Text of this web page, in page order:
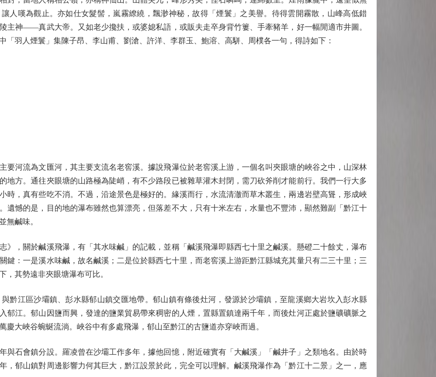
人嘆為觀止。亦如仕女髮髻，嵐霧繚繞，飄渺神秘，故得「煙鬟」之美譽。待得雲開霧散，山峰高低錯
主神——真武大帝。又如老少攙扶，或婆媳私語，或販夫走卒身背竹簍、手牽豬羊，好一幅閒適市井圖。
「羽人煙鬟」集陳子昂、李山甫、劉滄、許洋、李群玉、鮑溶、高駢、周樸各一句，得詩如下：
流為文匯河，其主要支流名老窖溪。據說飛瀑位於老窖溪上游，一個名叫夾眼塘的峽谷之中，山深林
地方。通往夾眼塘的山路極為陡峭，有不少路段已被雜草灌木封閉，需刀砍斧削才能前行。我們一行大多
時，真有些吃不消。不過，沿途景色是極好的。緣溪而行，水流清澈而草木叢生，兩邊岩壁高聳，形成峽
遺憾的是，目的地的瀑布雖然也算漂亮，但落差不大，只有十米左右，水量也不豐沛，顯然難副「黔江十
無鹹味。
關於鹹溪飛瀑，有「其水味鹹」的記載，並稱「鹹溪飛瀑即縣西七十里之鹹溪。懸磴二十餘丈，瀑布
鍵：一是溪水味鹹，故名鹹溪；二是位於縣西七十里，而老窖溪上游距黔江縣城充其量只有二三十里；三
，其勢遠非夾眼塘瀑布可比。
江區沙壩鎮、彭水縣郁山鎮交匯地帶。郁山鎮有條後灶河，發源於沙壩鎮，至龍溪鄉大岩坎入彭水縣
郁江。郁山因鹽而興，發達的鹽業貿易帶來稠密的人煙，置縣置鎮達兩千年，而後灶河正處於鹽礦礦脈之
慶大峽谷蜿蜒流淌。峽谷中有多處飛瀑，郁山至黔江的古鹽道亦穿峽而過。
石會鎮分設。羅凌曾在沙壩工作多年，據他回憶，附近確實有「大鹹溪」「鹹井子」之類地名。由於時
，郁山鎮對周邊影響力何其巨大，黔江設景於此，完全可以理解。鹹溪飛瀑作為「黔江十二景」之一，應